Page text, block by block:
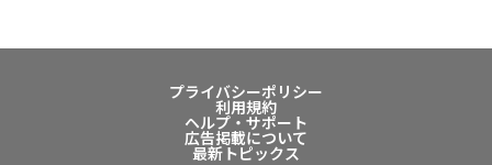
プライバシーポリシー
利用規約
ヘルプ・サポート
広告掲載について
最新トピックス